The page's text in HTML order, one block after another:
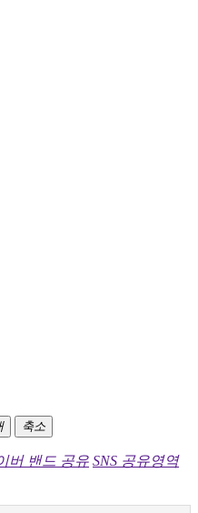
축소
버 밴드 공유 SNS 공유영역